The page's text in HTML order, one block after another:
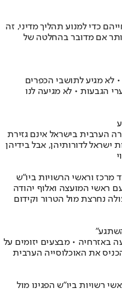
כדי למנוע תהליך מדיני, זה
אם מדובר בהחלטה של
לא מגיע לתושבי הכפרים
הגבעות • לא מגיעה לנו
הערבית בישראל אינם גזירת
לדורותיהן, אבל בידיהן
מרכז וראשי הרשויות ביו"ש
ראשי המועצה ואלוף יהודה
נחרצת מול הטרור וקידום
באזרחיה • מבצעים יזומים על
את האוכלוסייה הערבית
רשויות ביו"ש הפגינו מול